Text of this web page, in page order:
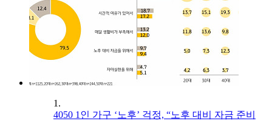
1.
4050 1인 가구 ‘노후’ 걱정, “노후 대비 자금 준비